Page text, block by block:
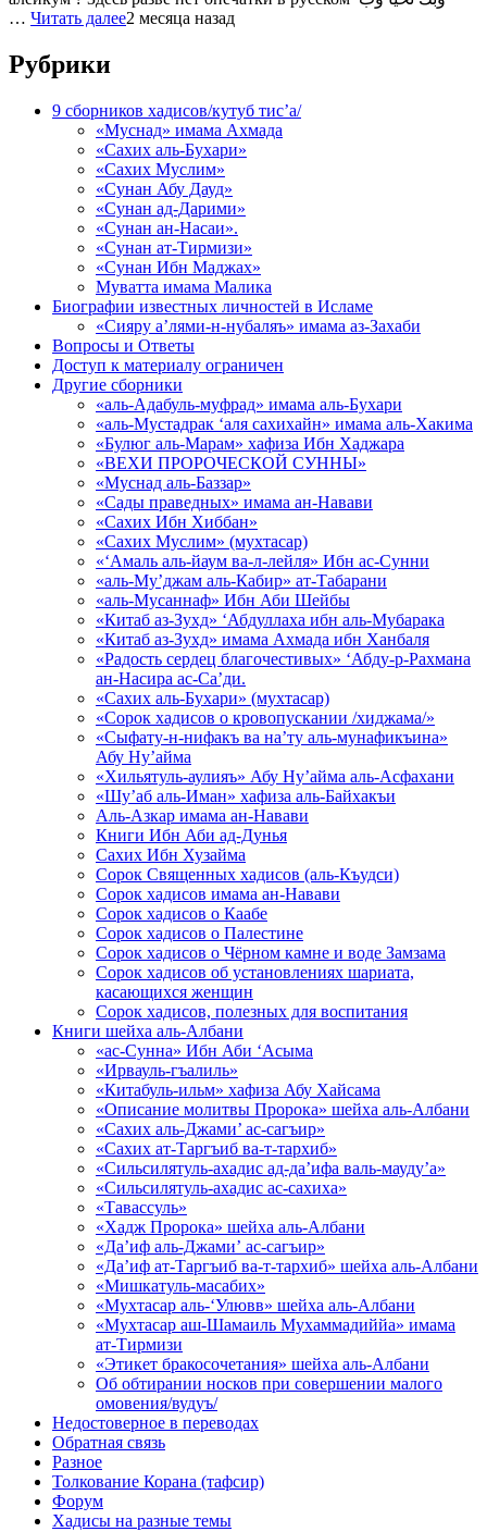
… Читать далее2 месяца назад
Рубрики
9 сборников хадисов/кутуб тис’а/
«Муснад» имама Ахмада
«Сахих аль-Бухари»
«Сахих Муслим»
«Сунан Абу Дауд»
«Сунан ад-Дарими»
«Сунан ан-Насаи».
«Сунан ат-Тирмизи»
«Сунан Ибн Маджах»
Муватта имама Малика
Биографии известных личностей в Исламе
«Сияру а’лями-н-нубаляъ» имама аз-Захаби
Вопросы и Ответы
Доступ к материалу ограничен
Другие сборники
«аль-Адабуль-муфрад» имама аль-Бухари
«аль-Мустадрак ‘аля сахихайн» имама аль-Хакима
«Булюг аль-Марам» хафиза Ибн Хаджара
«ВЕХИ ПРОРОЧЕСКОЙ СУННЫ»
«Муснад аль-Баззар»
«Сады праведных» имама ан-Навави
«Сахих Ибн Хиббан»
«Сахих Муслим» (мухтасар)
«‘Амаль аль-йаум ва-л-лейля» Ибн ас-Сунни
«аль-Му’джам аль-Кабир» ат-Табарани
«аль-Мусаннаф» Ибн Аби Шейбы
«Китаб аз-Зухд» ‘Абдуллаха ибн аль-Мубарака
«Китаб аз-Зухд» имама Ахмада ибн Ханбаля
«Радость сердец благочестивых» ‘Абду-р-Рахмана
ан-Насира ас-Са’ди.
«Сахих аль-Бухари» (мухтасар)
«Сорок хадисов о кровопускании /хиджама/»
«Сыфату-н-нифакъ ва на’ту аль-мунафикъина»
Абу Ну’айма
«Хильятуль-аулияъ» Абу Ну’айма аль-Асфахани
«Шу’аб аль-Иман» хафиза аль-Байхакъи
Аль-Азкар имама ан-Навави
Книги Ибн Аби ад-Дунья
Сахих Ибн Хузайма
Сорок Священных хадисов (аль-Къудси)
Сорок хадисов имама ан-Навави
Сорок хадисов о Каабе
Сорок хадисов о Палестине
Сорок хадисов о Чёрном камне и воде Замзама
Сорок хадисов об установлениях шариата,
касающихся женщин
Сорок хадисов, полезных для воспитания
Книги шейха аль-Албани
«ас-Сунна» Ибн Аби ‘Асыма
«Ирвауль-гъалиль»
«Китабуль-ильм» хафиза Абу Хайсама
«Описание молитвы Пророка» шейха аль-Албани
«Сахих аль-Джами’ ас-сагъир»
«Сахих ат-Таргъиб ва-т-тархиб»
«Сильсилятуль-ахадис ад-да’ифа валь-мауду’а»
«Сильсилятуль-ахадис ас-сахиха»
«Тавассуль»
«Хадж Пророка» шейха аль-Албани
«Да’иф аль-Джами’ ас-сагъир»
«Да’иф ат-Таргъиб ва-т-тархиб» шейха аль-Албани
«Мишкатуль-масабих»
«Мухтасар аль-‘Улювв» шейха аль-Албани
«Мухтасар аш-Шамаиль Мухаммадиййа» имама
ат-Тирмизи
«Этикет бракосочетания» шейха аль-Албани
Об обтирании носков при совершении малого
омовения/вудуъ/
Недостоверное в переводах
Обратная связь
Разное
Толкование Корана (тафсир)
Форум
Хадисы на разные темы